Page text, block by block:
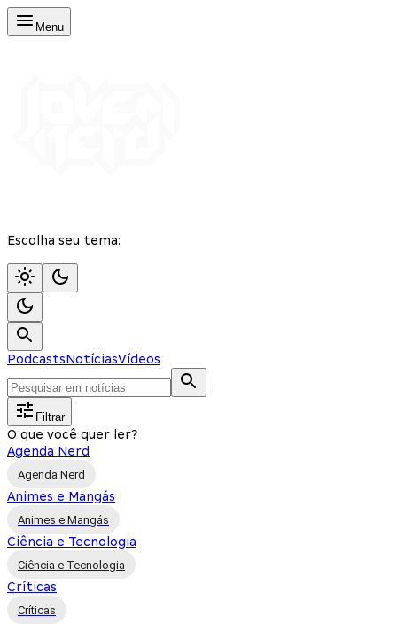
Menu
Escolha seu tema:
PodcastsNotíciasVídeos
Filtrar
O que você quer ler?
Agenda Nerd
Agenda Nerd
Animes e Mangás
Animes e Mangás
Ciência e Tecnologia
Ciência e Tecnologia
Críticas
Críticas